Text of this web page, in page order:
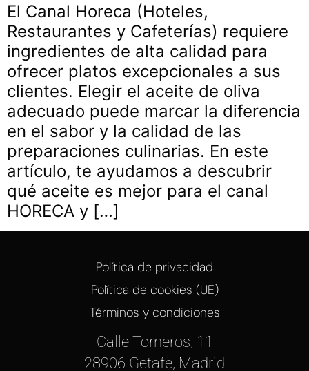
El Canal Horeca (Hoteles,
Restaurantes y Cafeterías) requiere
ingredientes de alta calidad para
ofrecer platos excepcionales a sus
clientes. Elegir el aceite de oliva
adecuado puede marcar la diferencia
en el sabor y la calidad de las
preparaciones culinarias. En este
artículo, te ayudamos a descubrir
qué aceite es mejor para el canal
HORECA y […]
Calle Torneros, 11
28906 Getafe, Madrid
Política de privacidad
Política de cookies (UE)
Términos y condiciones